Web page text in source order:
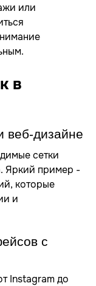
или
в
веб-дизайне
сетки
Яркий пример -
которые
и
с
Instagram до